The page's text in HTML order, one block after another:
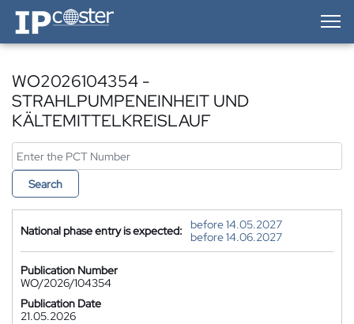
IP-Coster — Home
WO2026104354 -
STRAHLPUMPENEINHEIT UND
KÄLTEMITTELKREISLAUF
Search
National phase entry is expected:
before 14.05.2027
before 14.06.2027
Publication Number
WO/2026/104354
Publication Date
21.05.2026